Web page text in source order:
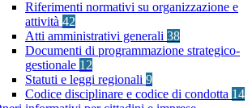
Riferimenti normativi su organizzazione e
attività 42
Atti amministrativi generali 38
Documenti di programmazione strategico-
gestionale 12
Statuti e leggi regionali 9
Codice disciplinare e codice di condotta 14